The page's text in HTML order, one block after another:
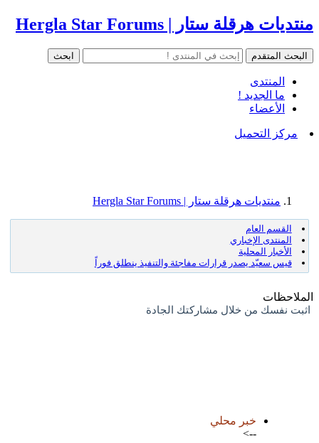
منتديات هرقلة ستار | Hergla Star Forums
المنتدى
ما الجديد !
الأعضاء
مركز التحميل
منتديات هرقلة ستار | Hergla Star Forums
القسم العام
المنتدى الإخباري
الأخبار المحلية
قيس سعيّد يصدر قرارات مفاجئة والتنفيذ ينطلق فوراً
الملاحظات
اثبت نفسك من خلال مشاركتك الجادة
خبر محلي
-->